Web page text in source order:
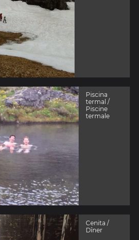
Piscina
termal /
Piscine
termale
Cenita /
Dîner